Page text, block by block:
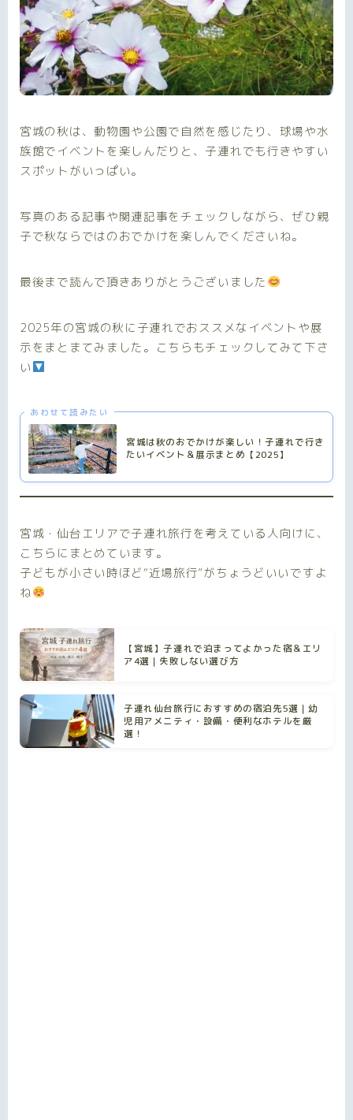
宮城の秋は、動物園や公園で自然を感じたり、球場や水
族館でイベントを楽しんだりと、子連れでも行きやすい
スポットがいっぱい。
写真のある記事や関連記事をチェックしながら、ぜひ親
子で秋ならではのおでかけを楽しんでくださいね。
最後まで読んで頂きありがとうございました
2025年の宮城の秋に子連れでおススメなイベントや展
示をまとまてみました。こちらもチェックしてみて下さ
い
あわせて読みたい
宮城は秋のおでかけが楽しい！子連れで行き
たいイベント＆展示まとめ【2025】
宮城・仙台エリアで子連れ旅行を考えている人向けに、
こちらにまとめています。
子どもが小さい時ほど“近場旅行”がちょうどいいですよ
ね
【宮城】子連れで泊まってよかった宿＆エリ
ア4選｜失敗しない選び方
子連れ仙台旅行におすすめの宿泊先5選｜幼
児用アメニティ・設備・便利なホテルを厳
選！